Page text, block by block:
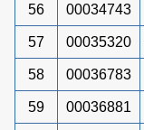
56 00034743
57 00035320
58 00036783
59 00036881